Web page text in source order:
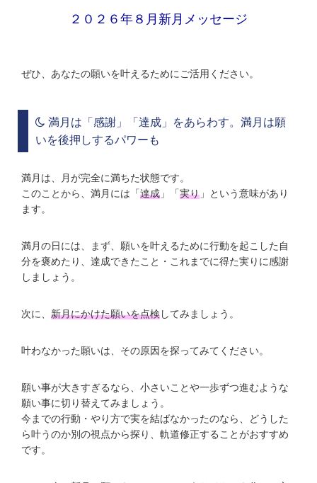
２０２６年８月新月メッセージ
ぜひ、あなたの願いを叶えるためにご活用ください。
満月は「感謝」「達成」をあらわす。満月は願
いを後押しするパワーも
満月は、月が完全に満ちた状態です。
このことから、満月には「達成 」「実り 」という意味があり
ます。
満月の日には、まず、願いを叶えるために行動を起こした自
分を褒めたり、達成できたこと・これまでに得た実りに感謝
しましょう。
次に、 新月にかけた願いを点検してみましょう。
叶わなかった願いは、その原因を探ってみてください。
願い事が大きすぎるなら、小さいことや一歩ずつ進むような
願い事に切り替えてみましょう。
今までの行動・やり方で実を結ばなかったのなら、どうした
ら叶うのか別の視点から探り、軌道修正することがおすすめ
です。